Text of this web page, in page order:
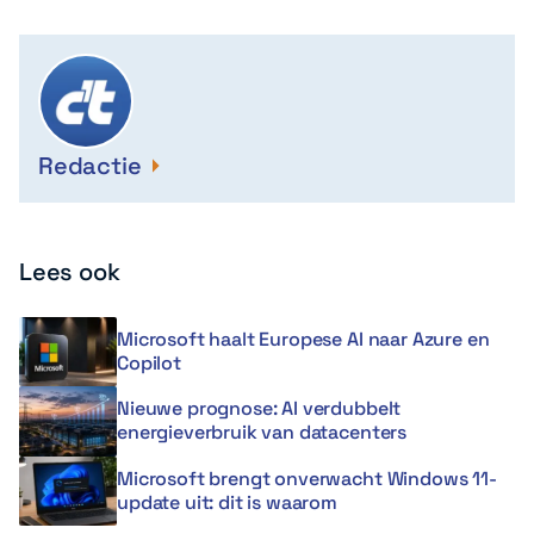
Redactie
Lees ook
Microsoft haalt Europese AI naar Azure en
Copilot
Nieuwe prognose: AI verdubbelt
energieverbruik van datacenters
Microsoft brengt onverwacht Windows 11-
update uit: dit is waarom